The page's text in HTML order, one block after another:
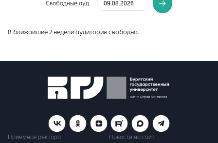
Свободные ауд.
В ближайшие 2 недели аудитория свободна.
Приемная ректора
Новости на сайт